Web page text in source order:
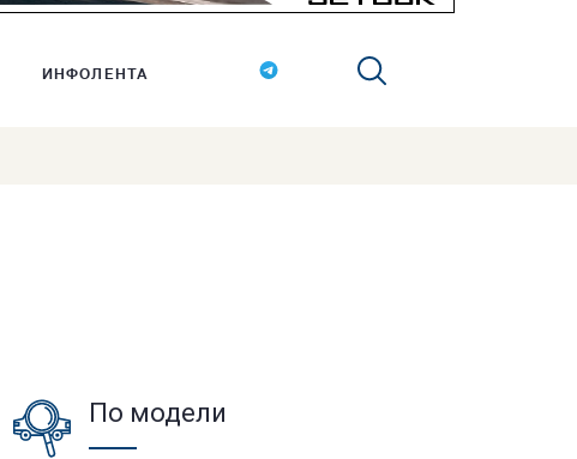
ИНФОЛЕНТА
По модели